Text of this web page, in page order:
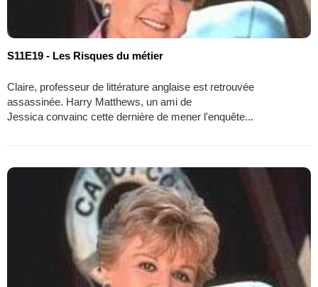
S11E19 - Les Risques du métier
Claire, professeur de littérature anglaise est retrouvée
assassinée. Harry Matthews, un ami de
Jessica convainc cette dernière de mener l'enquête...